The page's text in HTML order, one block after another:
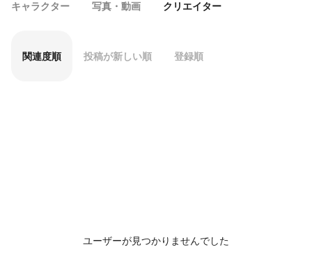
キャラクター 写真・動画 クリエイター
関連度順 投稿が新しい順 登録順
ユーザーが見つかりませんでした